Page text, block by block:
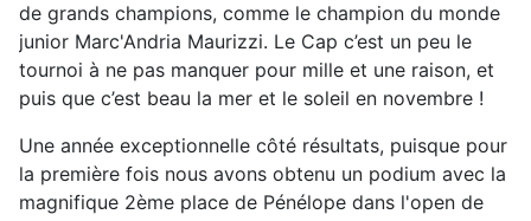
de grands champions, comme le champion du monde
junior Marc'Andria Maurizzi. Le Cap c’est un peu le
tournoi à ne pas manquer pour mille et une raison, et
puis que c’est beau la mer et le soleil en novembre !
Une année exceptionnelle côté résultats, puisque pour
la première fois nous avons obtenu un podium avec la
magnifique 2ème place de Pénélope dans l'open de